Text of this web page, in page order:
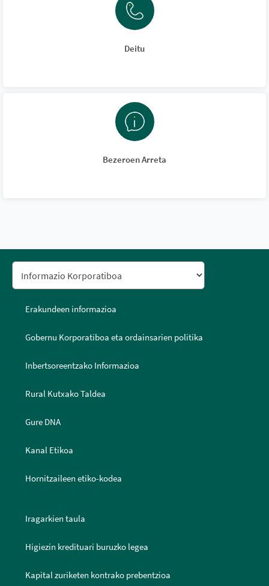
Deitu
Bezeroen Arreta
Erakundeen informazioa
Gobernu Korporatiboa eta ordainsarien politika
Inbertsoreentzako Informazioa
Rural Kutxako Taldea
Gure DNA
Kanal Etikoa
Hornitzaileen etiko-kodea
Iragarkien taula
Higiezin kredituari buruzko legea
Kapital zuriketen kontrako prebentzioa